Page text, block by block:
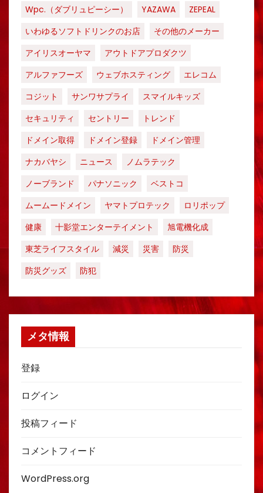
Wpc.（ダブリュピーシー）
YAZAWA
ZEPEAL
いわゆるソフトドリンクのお店
その他のメーカー
アイリスオーヤマ
アウトドアプロダクツ
アルファフーズ
ウェブホスティング
エレコム
コジット
サンワサプライ
スマイルキッズ
セキュリティ
セントリー
トレンド
ドメイン取得
ドメイン登録
ドメイン管理
ナカバヤシ
ニュース
ノムラテック
ノーブランド
パナソニック
ベストコ
ムームードメイン
ヤマトプロテック
ロリポップ
健康
十影堂エンターテイメント
旭電機化成
東芝ライフスタイル
減災 災害
防災
防災グッズ
防犯
メタ情報
登録
ログイン
投稿フィード
コメントフィード
WordPress.org